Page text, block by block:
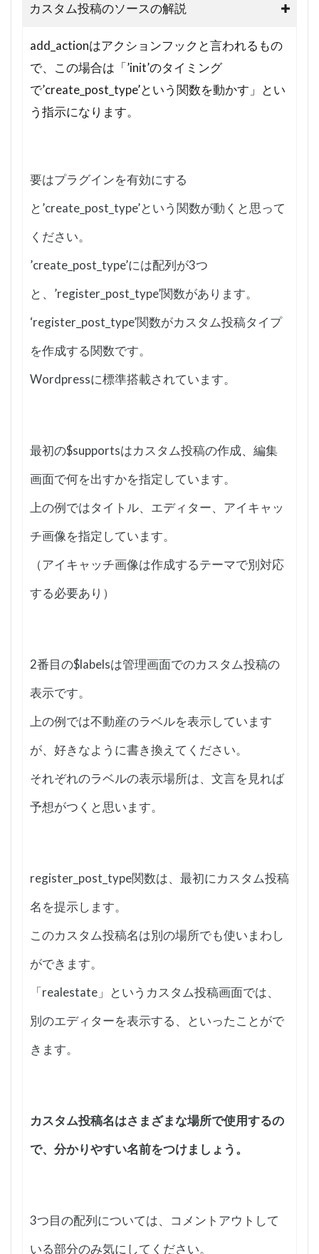
カスタム投稿のソースの解説
add_actionはアクションフックと言われるもの
で、この場合は「’init’のタイミング
で’create_post_type’という関数を動かす」とい
う指示になります。
要はプラグインを有効にする
と’create_post_type’という関数が動くと思って
ください。
’create_post_type’には配列が3つ
と、’register_post_type’関数があります。
‘register_post_type’関数がカスタム投稿タイプ
を作成する関数です。
Wordpressに標準搭載されています。
最初の$supportsはカスタム投稿の作成、編集
画面で何を出すかを指定しています。
上の例ではタイトル、エディター、アイキャッ
チ画像を指定しています。
（アイキャッチ画像は作成するテーマで別対応
する必要あり）
2番目の$labelsは管理画面でのカスタム投稿の
表示です。
上の例では不動産のラベルを表示しています
が、好きなように書き換えてください。
それぞれのラベルの表示場所は、文言を見れば
予想がつくと思います。
register_post_type関数は、最初にカスタム投稿
名を提示します。
このカスタム投稿名は別の場所でも使いまわし
ができます。
「realestate」というカスタム投稿画面では、
別のエディターを表示する、といったことがで
きます。
カスタム投稿名はさまざまな場所で使用するの
で、分かりやすい名前をつけましょう。
3つ目の配列については、コメントアウトして
いる部分のみ気にしてください。